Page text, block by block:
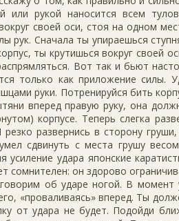
или рукой наносится всем
своей оси, стоя на одном
рук. Сначала ты упираешься
ты крутишься вокруг своей
Вот так и бьют
только как приложение силы.
руки. Потренируйся бить
вперед правую руку, она
корпусе. Теперь слегка
резко развернись в сторону
сдвинуть с места грушу
усиление удара японские
сомнителен: он здорово
об ударе ногой. В
«проваливаясь» вперед. Ты
от удара не будет. Подойди